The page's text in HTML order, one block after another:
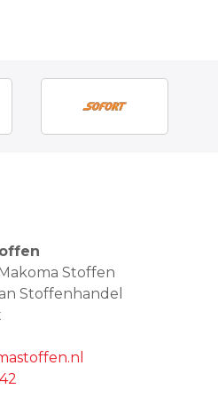
Stoffen
Stoffenhandel